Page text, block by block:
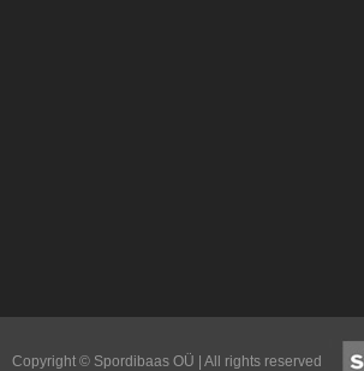
Copyright © Spordibaas OÜ | All rights reserved